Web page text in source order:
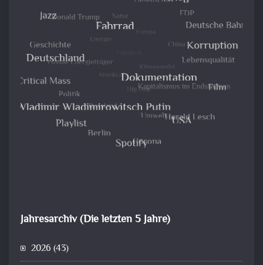
Jahresarchiv (Die letzten 5 Jahre)
2026 (43)